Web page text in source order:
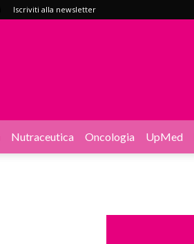
Iscriviti alla newsletter
Nutraceutica Oncologia UpMed